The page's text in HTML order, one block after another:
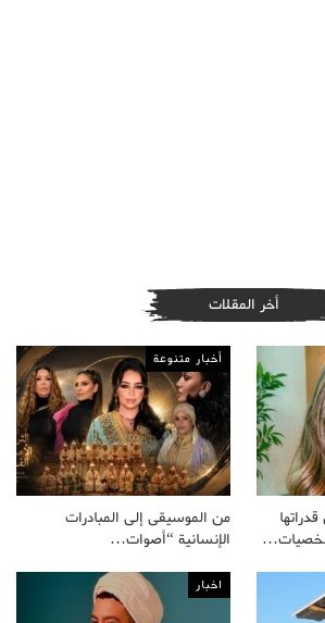
أخر المقلات
أخبار متنوعة
من الموسيقى إلى المبادرات
الإنسانية “أصوات…
اخبار